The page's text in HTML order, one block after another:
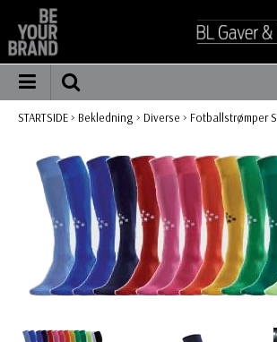
STARTSIDE> Bekledning > Diverse > Fotballstrømper